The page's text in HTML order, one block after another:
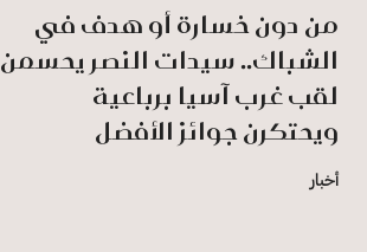
من دون خسارة أو هدف في
الشباك.. سيدات النصر يحسمن
لقب غرب آسيا برباعية
ويحتكرن جوائز الأفضل
أخبار